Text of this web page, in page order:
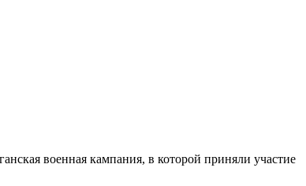
военная кампания, в которой приняли участие